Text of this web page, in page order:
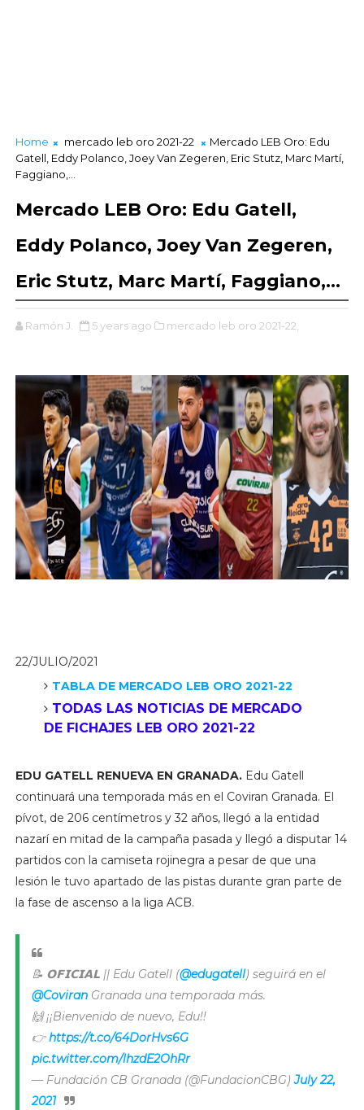
Home mercado leb oro 2021-22
Mercado LEB Oro: Edu
Gatell, Eddy Polanco, Joey Van Zegeren, Eric Stutz, Marc Martí,
Faggiano,...
Mercado LEB Oro: Edu Gatell,
Eddy Polanco, Joey Van Zegeren,
Eric Stutz, Marc Martí, Faggiano,...
Ramón J. 5 years ago mercado leb oro 2021-22,
22/JULIO/2021
TABLA DE MERCADO LEB ORO 2021-22
TODAS LAS NOTICIAS DE MERCADO
DE FICHAJES LEB ORO 2021-22
EDU GATELL RENUEVA EN GRANADA.Edu Gatell
continuará una temporada más en el Coviran Granada. El
pívot, de 206 centímetros y 32 años, llegó a la entidad
nazarí en mitad de la campaña pasada y llegó a disputar 14
partidos con la camiseta rojinegra a pesar de que una
lesión le tuvo apartado de las pistas durante gran parte de
la fase de ascenso a la liga ACB.
📝 𝗢𝗙𝗜𝗖𝗜𝗔𝗟 || Edu Gatell (@edugatell) seguirá en el
@CoviranGranada una temporada más.
🙌 ¡¡Bienvenido de nuevo, Edu!!
👉https://t.co/64DorHvs6G
pic.twitter.com/lhzdE2OhRr
— Fundación CB Granada (@FundacionCBG)July 22,
2021